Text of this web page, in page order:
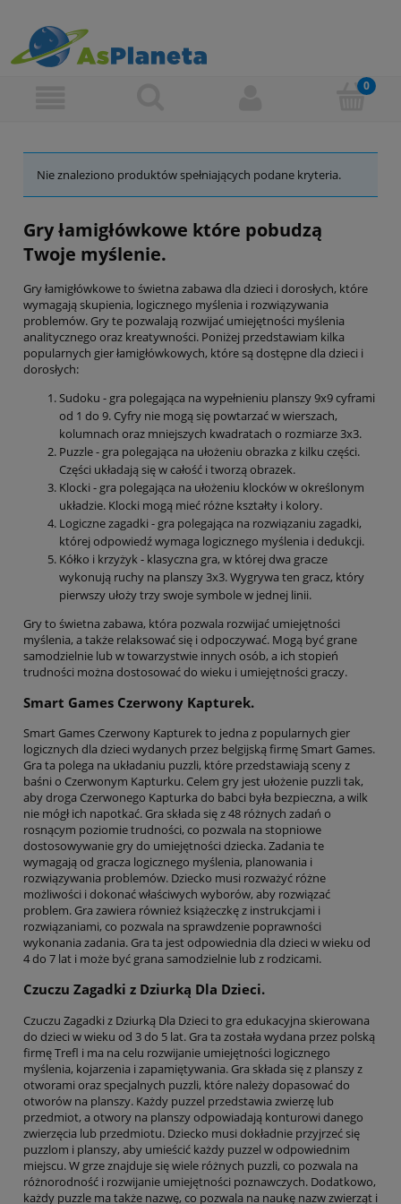
Nie znaleziono produktów spełniających podane kryteria.
Gry łamigłówkowe które pobudzą
Twoje myślenie.
Gry łamigłówkowe to świetna zabawa dla dzieci i dorosłych, które
wymagają skupienia, logicznego myślenia i rozwiązywania
problemów. Gry te pozwalają rozwijać umiejętności myślenia
analitycznego oraz kreatywności. Poniżej przedstawiam kilka
popularnych gier łamigłówkowych, które są dostępne dla dzieci i
dorosłych:
Sudoku - gra polegająca na wypełnieniu planszy 9x9 cyframi
od 1 do 9. Cyfry nie mogą się powtarzać w wierszach,
kolumnach oraz mniejszych kwadratach o rozmiarze 3x3.
Puzzle - gra polegająca na ułożeniu obrazka z kilku części.
Części układają się w całość i tworzą obrazek.
Klocki - gra polegająca na ułożeniu klocków w określonym
układzie. Klocki mogą mieć różne kształty i kolory.
Logiczne zagadki - gra polegająca na rozwiązaniu zagadki,
której odpowiedź wymaga logicznego myślenia i dedukcji.
Kółko i krzyżyk - klasyczna gra, w której dwa gracze
wykonują ruchy na planszy 3x3. Wygrywa ten gracz, który
pierwszy ułoży trzy swoje symbole w jednej linii.
Gry to świetna zabawa, która pozwala rozwijać umiejętności
myślenia, a także relaksować się i odpoczywać. Mogą być grane
samodzielnie lub w towarzystwie innych osób, a ich stopień
trudności można dostosować do wieku i umiejętności graczy.
Smart Games Czerwony Kapturek.
Smart Games Czerwony Kapturek to jedna z popularnych gier
logicznych dla dzieci wydanych przez belgijską firmę Smart Games.
Gra ta polega na układaniu puzzli, które przedstawiają sceny z
baśni o Czerwonym Kapturku. Celem gry jest ułożenie puzzli tak,
aby droga Czerwonego Kapturka do babci była bezpieczna, a wilk
nie mógł ich napotkać. Gra składa się z 48 różnych zadań o
rosnącym poziomie trudności, co pozwala na stopniowe
dostosowywanie gry do umiejętności dziecka. Zadania te
wymagają od gracza logicznego myślenia, planowania i
rozwiązywania problemów. Dziecko musi rozważyć różne
możliwości i dokonać właściwych wyborów, aby rozwiązać
problem. Gra zawiera również książeczkę z instrukcjami i
rozwiązaniami, co pozwala na sprawdzenie poprawności
wykonania zadania. Gra ta jest odpowiednia dla dzieci w wieku od
4 do 7 lat i może być grana samodzielnie lub z rodzicami.
Czuczu Zagadki z Dziurką Dla Dzieci.
Czuczu Zagadki z Dziurką Dla Dzieci to gra edukacyjna skierowana
do dzieci w wieku od 3 do 5 lat. Gra ta została wydana przez polską
firmę Trefl i ma na celu rozwijanie umiejętności logicznego
myślenia, kojarzenia i zapamiętywania. Gra składa się z planszy z
otworami oraz specjalnych puzzli, które należy dopasować do
otworów na planszy. Każdy puzzel przedstawia zwierzę lub
przedmiot, a otwory na planszy odpowiadają konturowi danego
zwierzęcia lub przedmiotu. Dziecko musi dokładnie przyjrzeć się
puzzlom i planszy, aby umieścić każdy puzzel w odpowiednim
miejscu. W grze znajduje się wiele różnych puzzli, co pozwala na
różnorodność i rozwijanie umiejętności poznawczych. Dodatkowo,
każdy puzzle ma także nazwę, co pozwala na naukę nazw zwierząt i